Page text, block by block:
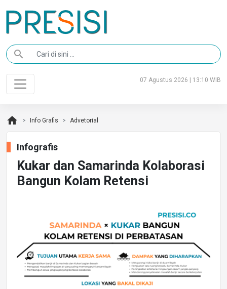
search
07 Agustus 2026 | 13:10 WIB
home Info Grafis Advetorial
Infografis
Kukar dan Samarinda Kolaborasi
Bangun Kolam Retensi